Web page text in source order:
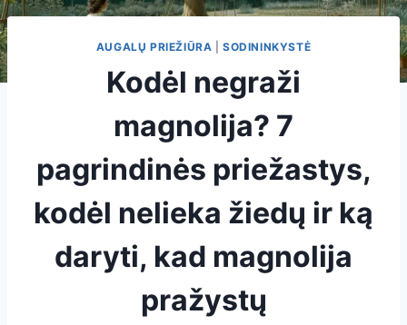
AUGALŲ PRIEŽIŪRA |SODININKYSTĖ
Kodėl negraži
magnolija? 7
pagrindinės priežastys,
kodėl nelieka žiedų ir ką
daryti, kad magnolija
pražystų